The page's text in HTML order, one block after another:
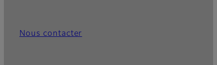
Nous contacter